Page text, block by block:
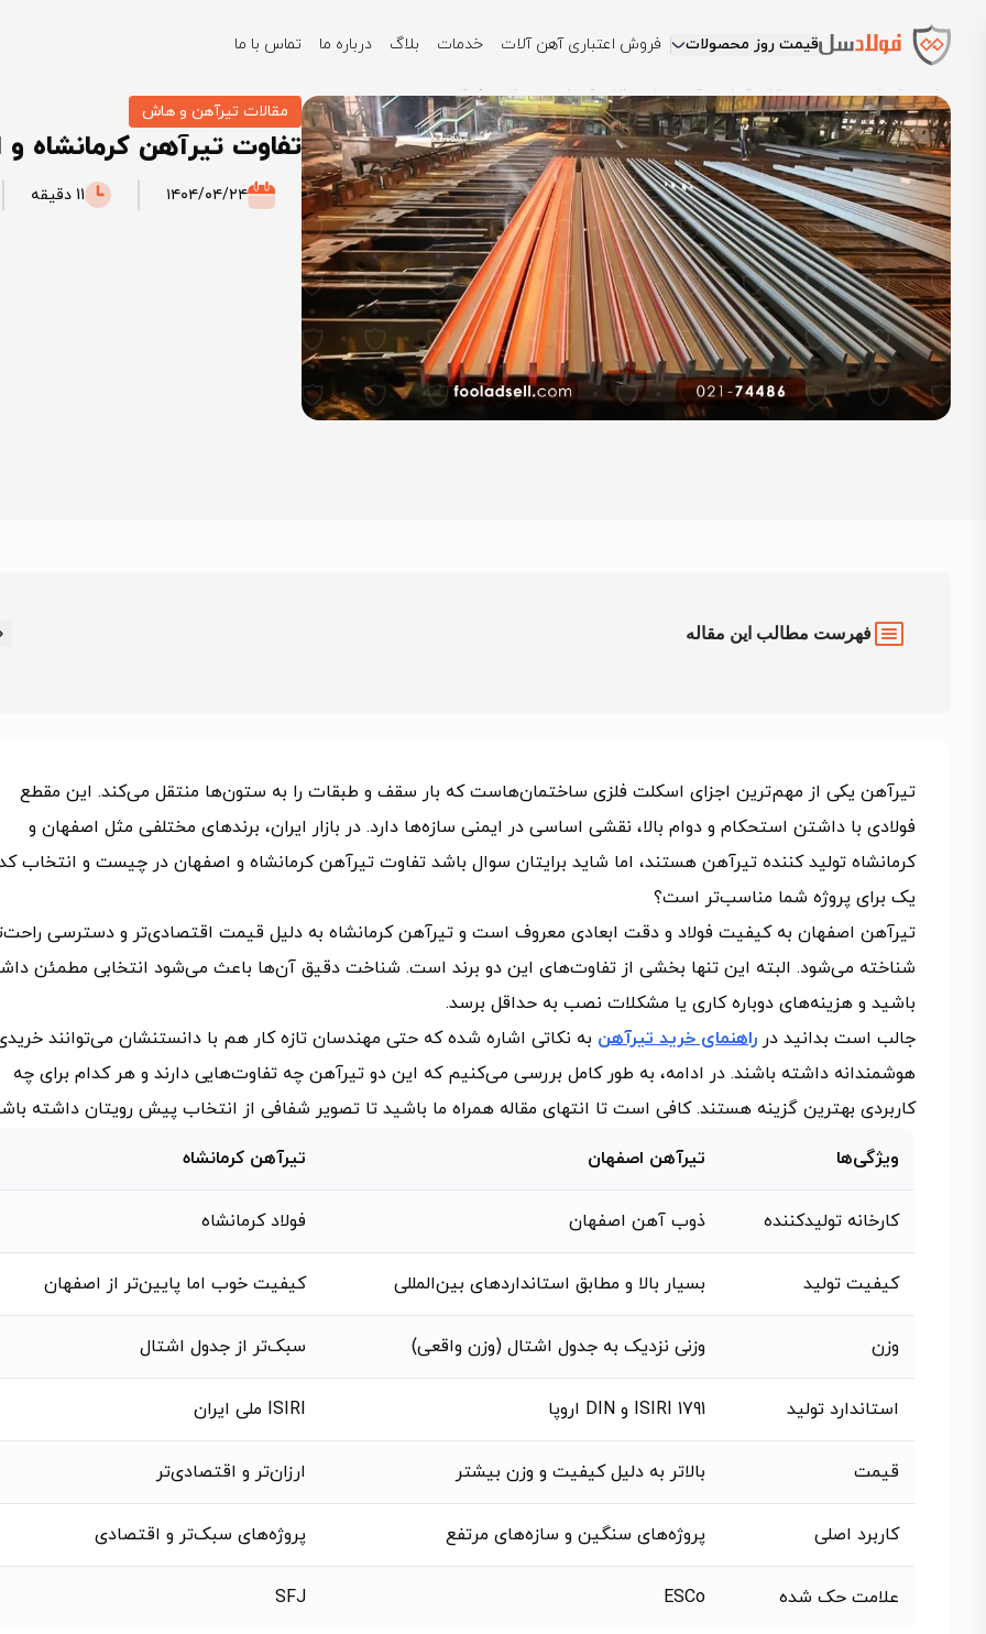
قیمت روز محصولات فروش اعتباری آهن آلات خدمات بلاگ درباره ما
تماس با ما
مقالات تیرآهن و هاش
تفاوت تیرآهن کرمانشاه
۱۴۰۴/۰۴/۲۴ 11 دقیقه
فهرست مطالب این مقاله
تیرآهن یکی از مهم‌ترین اجزای اسکلت فلزی ساختمان‌هاست که بار سقف و طبقات را به ستون‌ها منتقل می‌کند. این مقطع
فولادی با داشتن استحکام و دوام بالا، نقشی اساسی در ایمنی سازه‌ها دارد. در بازار ایران، برندهای مختلفی مثل اصفهان و
کرمانشاه تولید کننده تیرآهن هستند، اما شاید برایتان سوال باشد تفاوت تیرآهن کرمانشاه و اصفهان در چیست و انتخاب
یک برای پروژه‌ شما مناسب‌تر است؟
تیرآهن اصفهان به کیفیت فولاد و دقت ابعادی معروف است و تیرآهن کرمانشاه به‌ دلیل قیمت اقتصادی‌تر و دسترسی
شناخته می‌شود. البته این تنها بخشی از تفاوت‌های این دو برند است. شناخت دقیق آن‌ها باعث می‌شود انتخابی مطمئن
باشید و هزینه‌های دوباره‌ کاری یا مشکلات نصب به حداقل برسد.
جالب است بدانید در راهنمای خرید تیرآهن به نکاتی اشاره شده که حتی مهندسان تازه‌ کار هم با دانستنشان می‌توانند
هوشمندانه داشته باشند. در ادامه، به‌ طور کامل بررسی می‌کنیم که این دو تیرآهن چه تفاوت‌هایی دارند و هر کدام برای چه
کاربردی بهترین گزینه هستند. کافی است تا انتهای مقاله همراه ما باشید تا تصویر شفافی از انتخاب پیش رویتان داشته
ویژگی‌ها تیرآهن اصفهان تیرآهن کرمانشاه
کارخانه تولیدکننده ذوب آهن اصفهان فولاد کرمانشاه
کیفیت تولید بسیار بالا و مطابق استانداردهای بین‌المللی کیفیت خوب اما پایین‌تر از اصفهان
وزن وزنی نزدیک به جدول اشتال (وزن واقعی) سبک‌تر از جدول اشتال
استاندارد تولید ISIRI 1791 و DIN اروپا ISIRI ملی ایران
قیمت بالاتر به دلیل کیفیت و وزن بیشتر ارزان‌تر و اقتصادی‌تر
کاربرد اصلی پروژه‌های سنگین و سازه‌های مرتفع پروژه‌های سبک‌تر و اقتصادی
علامت حک شده ESCo
SFJ